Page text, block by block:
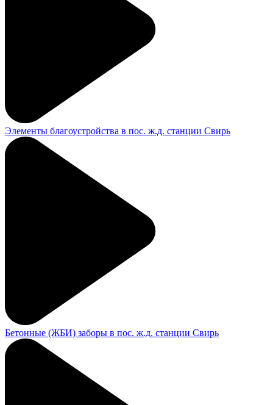
Элементы благоустройства в пос. ж.д. станции Свирь
Бетонные (ЖБИ) заборы в пос. ж.д. станции Свирь